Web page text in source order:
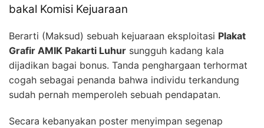
bakal Komisi Kejuaraan
Berarti (Maksud) sebuah kejuaraan eksploitasi Plakat
Grafir AMIK Pakarti Luhur sungguh kadang kala
dijadikan bagai bonus. Tanda penghargaan terhormat
cogah sebagai penanda bahwa individu terkandung
sudah pernah memperoleh sebuah pendapatan.
Secara kebanyakan poster menyimpan segenap